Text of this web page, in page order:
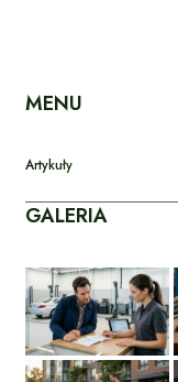
MENU
Artykuły
GALERIA